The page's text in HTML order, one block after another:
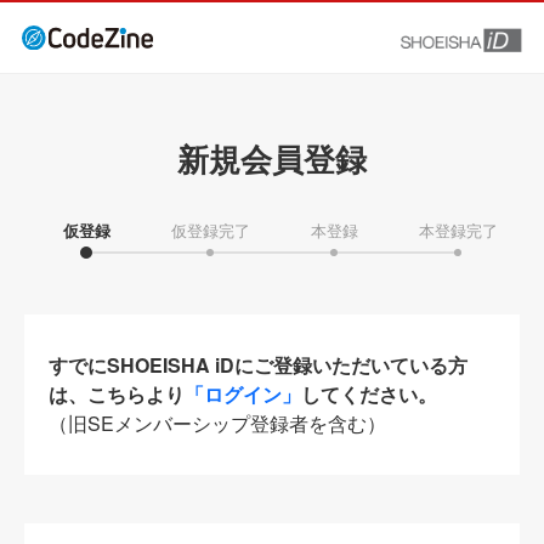
新規会員登録
仮登録 仮登録完了 本登録 本登録完了
すでにSHOEISHA iDにご登録いただいている方
は、こちらより 「ログイン」 してください。
（旧SEメンバーシップ登録者を含む）